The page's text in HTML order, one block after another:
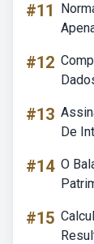
#11
#12
#13
De
#14 O
#15